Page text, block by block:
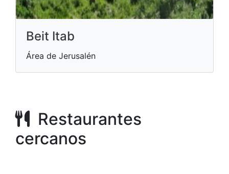
Beit Itab
Área de Jerusalén
Restaurantes
cercanos